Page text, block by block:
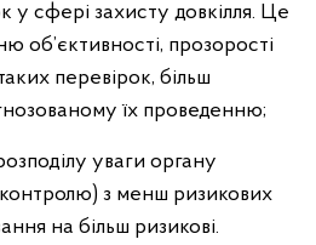
у сфері захисту довкілля. Це
об’єктивності, прозорості
перевірок, більш
їх проведенню;
уваги органу
з менш ризикових
на більш ризикові.